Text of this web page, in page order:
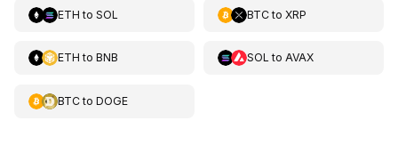
ETH to SOL BTCto XRP
ETH to BNB SOL to AVAX
BTCto DOGE